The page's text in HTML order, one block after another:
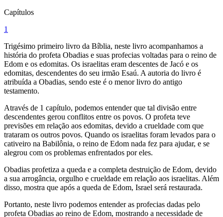
Capítulos
1
Trigésimo primeiro livro da Bíblia, neste livro acompanhamos a
história do profeta Obadias e suas profecias voltadas para o reino de
Edom e os edomitas. Os israelitas eram descentes de Jacó e os
edomitas, descendentes do seu irmão Esaú. A autoria do livro é
atribuída a Obadias, sendo este é o menor livro do antigo
testamento.
Através de 1 capítulo, podemos entender que tal divisão entre
descendentes gerou conflitos entre os povos. O profeta teve
previsões em relação aos edomitas, devido a crueldade com que
trataram os outros povos. Quando os israelitas foram levados para o
cativeiro na Babilônia, o reino de Edom nada fez para ajudar, e se
alegrou com os problemas enfrentados por eles.
Obadias profetiza a queda e a completa destruição de Edom, devido
a sua arrogância, orgulho e crueldade em relação aos israelitas. Além
disso, mostra que após a queda de Edom, Israel será restaurada.
Portanto, neste livro podemos entender as profecias dadas pelo
profeta Obadias ao reino de Edom, mostrando a necessidade de